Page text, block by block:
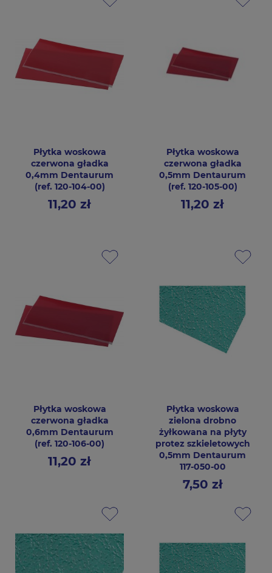
Płytka woskowa
czerwona gładka
0,4mm Dentaurum
(ref. 120-104-00)
11,20 zł
Płytka woskowa
czerwona gładka
0,5mm Dentaurum
(ref. 120-105-00)
11,20 zł
Płytka woskowa
czerwona gładka
0,6mm Dentaurum
(ref. 120-106-00)
11,20 zł
Płytka woskowa
zielona drobno
żyłkowana na płyty
protez szkieletowych
0,5mm Dentaurum
117-050-00
7,50 zł